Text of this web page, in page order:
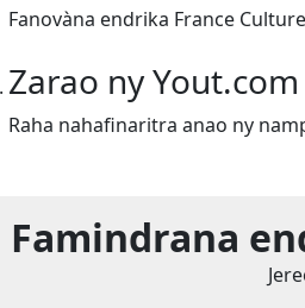
Fanovàna endrika France
Zarao ny Yout.com
Raha nahafinaritra anao ny
Famindrana